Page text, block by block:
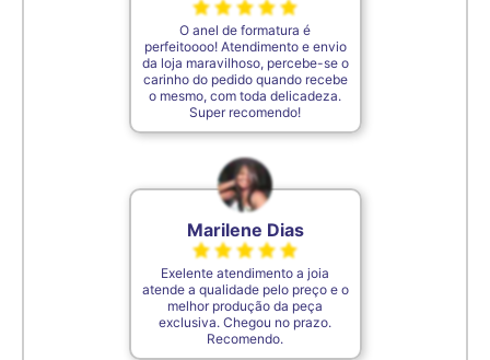
O anel de formatura é
perfeitoooo! Atendimento e envio
da loja maravilhoso, percebe-se o
carinho do pedido quando recebe
o mesmo, com toda delicadeza.
Super recomendo!
Marilene Dias
Exelente atendimento a joia
atende a qualidade pelo preço e o
melhor produção da peça
exclusiva. Chegou no prazo.
Recomendo.